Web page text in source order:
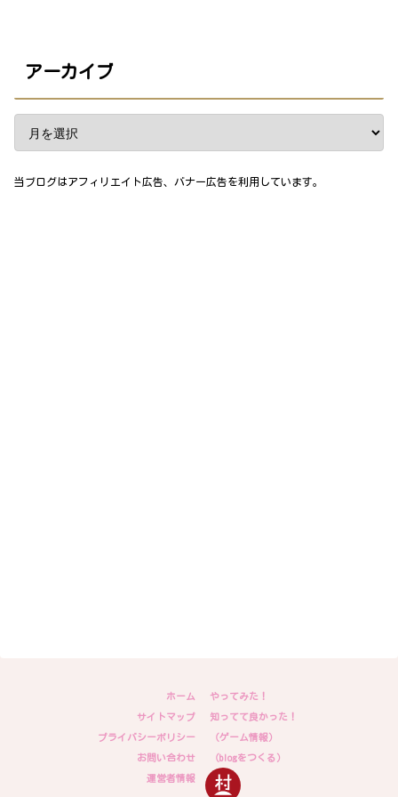
アーカイブ
当ブログはアフィリエイト広告、バナー広告を利用しています。
ホーム
サイトマップ
プライバシーポリシー
お問い合わせ
運営者情報
やってみた！
知ってて良かった！
（ゲーム情報）
（blogをつくる）